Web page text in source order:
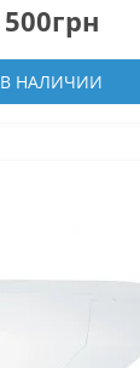
В НАЛИЧИИ